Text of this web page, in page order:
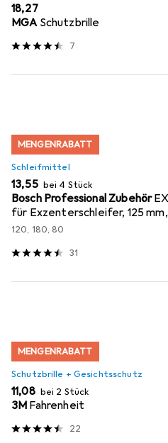
EUR
18,27
MGA Schutzbrille
7
MENGENRABATT
Schleifmittel
EUR
13,55 bei 4 Stück
Bosch Professional Zubehör
für Exzenterschleifer, 125
120, 180, 80
31
MENGENRABATT
Schutzbrille + Gesichtsschutz
EUR
11,08 bei 2 Stück
3M Fahrenheit
22